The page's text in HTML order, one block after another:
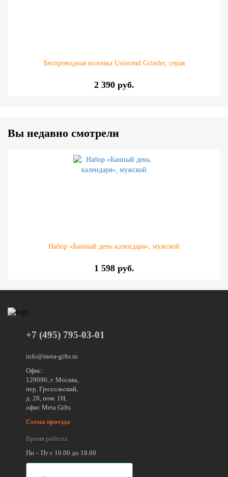
Беспроводная колонка Uniscend Grinder, серая
2 390 руб.
Вы недавно смотрели
Набор «Банный день календаря», мужской
1 598 руб.
+7 (495) 795-03-01
info@meta-gifts.ru
Офис:
129090, г. Москва,
пер. Грохольский,
д. 28, пом. 1Н,
офис Meta Gifts
Схема проезда
Время работы
Пн – Пт с 10.00 до 18.00